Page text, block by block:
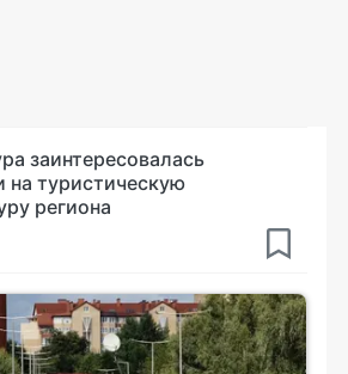
заинтересовалась
туристическую
региона